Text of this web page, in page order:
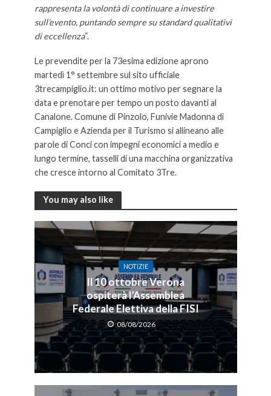
rappresenta la volontà di continuare a investire
sull’evento, puntando sempre su standard qualitativi
di eccellenza“.
Le prevendite per la 73esima edizione aprono
martedì 1° settembre sul sito ufficiale
3trecampiglio.it: un ottimo motivo per segnare la
data e prenotare per tempo un posto davanti al
Canalone. Comune di Pinzolo, Funivie Madonna di
Campiglio e Azienda per il Turismo si allineano alle
parole di Conci con impegni economici a medio e
lungo termine, tasselli di una macchina organizzativa
che cresce intorno al Comitato 3Tre.
You may also like
NOTIZIE
Il 10 ottobre Verona
ospiterà l’Assemblea
Federale Elettiva della FISI
08/08/2026